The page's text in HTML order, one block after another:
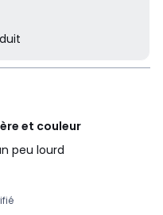
et couleur
peu lourd